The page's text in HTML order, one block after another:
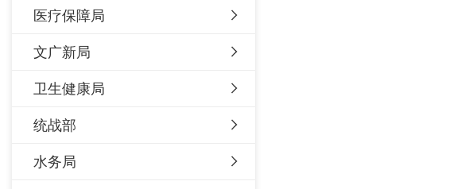
医疗保障局
文广新局
卫生健康局
统战部
水务局